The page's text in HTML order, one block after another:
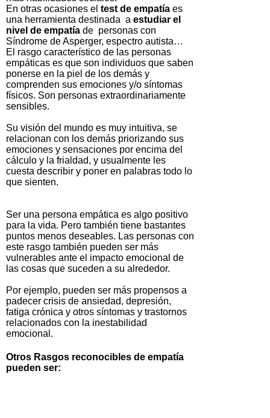
En otras ocasiones el test de empatía es
una herramienta destinada a estudiar el
nivel de empatía de personas con
Síndrome de Asperger, espectro autista…
El rasgo característico de las personas
empáticas es que son individuos que saben
ponerse en la piel de los demás y
comprenden sus emociones y/o síntomas
físicos. Son personas extraordinariamente
sensibles.
Su visión del mundo es muy intuitiva, se
relacionan con los demás priorizando sus
emociones y sensaciones por encima del
cálculo y la frialdad, y usualmente les
cuesta describir y poner en palabras todo lo
que sienten.
Ser una persona empática es algo positivo
para la vida. Pero también tiene bastantes
puntos menos deseables. Las personas con
este rasgo también pueden ser más
vulnerables ante el impacto emocional de
las cosas que suceden a su alrededor.
Por ejemplo, pueden ser más propensos a
padecer crisis de ansiedad, depresión,
fatiga crónica y otros síntomas y trastornos
relacionados con la inestabilidad
emocional.
Otros Rasgos reconocibles de empatía
pueden ser: